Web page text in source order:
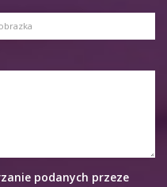
podanych przeze